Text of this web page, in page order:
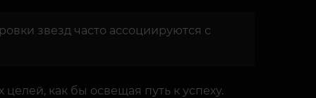
звезд часто ассоциируются с
как бы освещая путь к успеху.